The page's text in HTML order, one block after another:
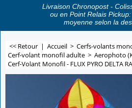
Livraison Chronopost -
ou en Point Relais
moyenne selon la
<< Retour | Accueil > Cerfs-volants
Cerf-volant monofil adulte > Aerophoto
Cerf-Volant Monofil - FLUX PYRO DELTA